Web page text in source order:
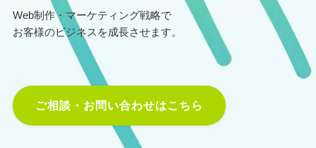
Web制作・マーケティング戦略で
お客様のビジネスを成長させます。
ご相談・お問い合わせはこちら